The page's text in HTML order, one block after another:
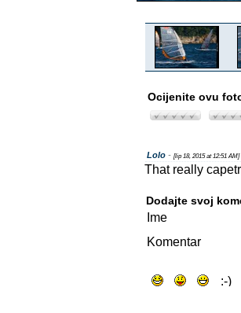
Ocijenite ovu
Lolo - [lip 18, 2015 at 12:51 AM]
That really
Dodajte svoj
Ime
Komentar